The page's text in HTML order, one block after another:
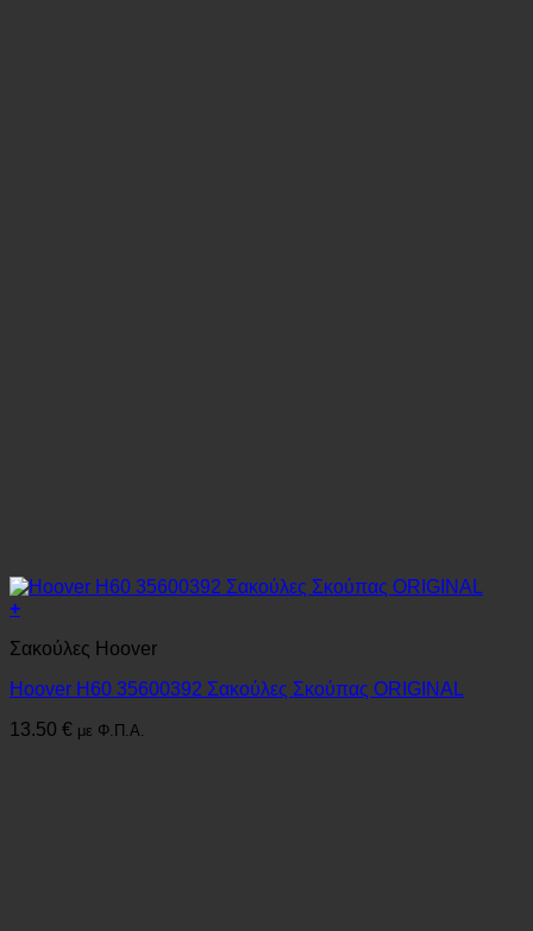
+
Σακούλες Hoover
Hoover H60 35600392 Σακούλες Σκούπας ORIGINAL
13.50 € με Φ.Π.Α.